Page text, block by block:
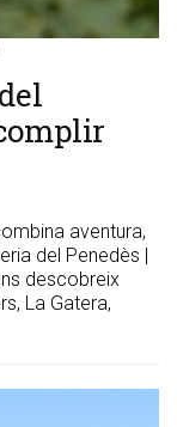
aventura,
del Penedès |
descobreix
La Gatera,